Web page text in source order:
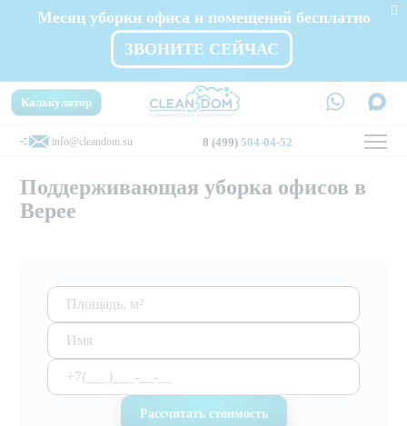
Месяц уборки офиса и помещений бесплатно
ЗВОНИТЕ СЕЙЧАС
info@cleandom.su 8 (499) 504-04-52
Калькулятор
Поддерживающая уборка офисов в
Верее